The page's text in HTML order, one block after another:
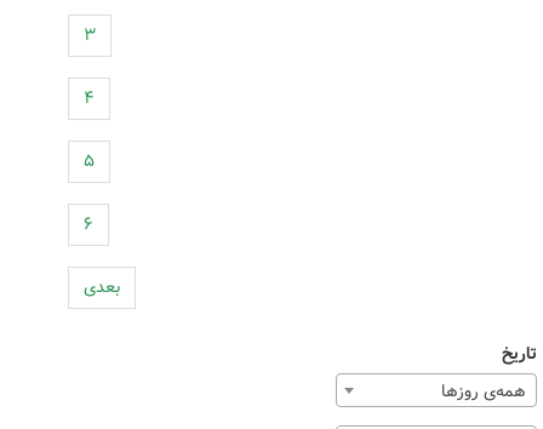
۳
۴
۵
۶
بعدی
تاریخ
همه‌ی روزها